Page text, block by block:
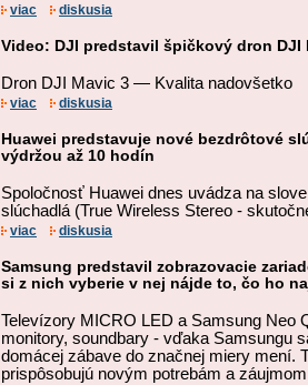
viac diskusia
Video: DJI predstavil špičkový dron DJI
Dron DJI Mavic 3 — Kvalita nadovšetko
viac diskusia
Huawei predstavuje nové bezdrôtové
výdržou až 10 hodín
Spoločnosť Huawei dnes uvádza na
slúchadlá (True Wireless Stereo -
viac diskusia
Samsung predstavil zobrazovacie
si z nich vyberie v nej nájde to, čo ho
Televízory MICRO LED a Samsung Neo
monitory, soundbary - vďaka Samsungu
domácej zábave do značnej miery mení.
prispôsobujú novým potrebám a